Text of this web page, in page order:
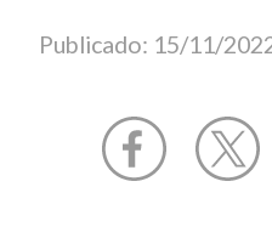
Publicado: 15/11/